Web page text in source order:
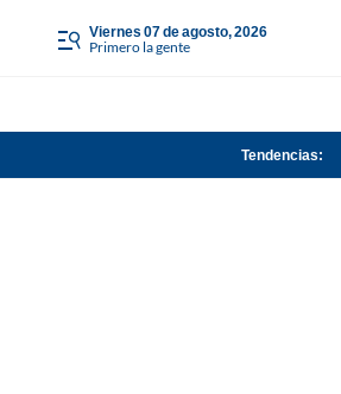
viernes 07 de agosto, 2026
Primero la gente
Tendencias: